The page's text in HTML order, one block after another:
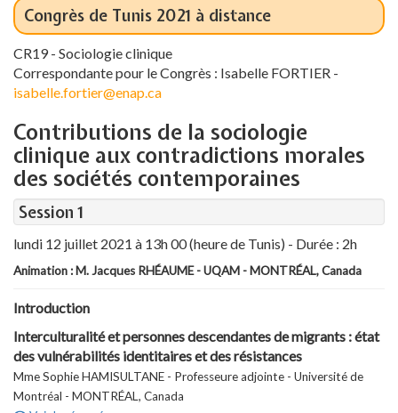
Congrès de Tunis 2021 à distance
CR19 - Sociologie clinique
Correspondante pour le Congrès : Isabelle FORTIER -
isabelle.fortier@enap.ca
Contributions de la sociologie
clinique aux contradictions morales
des sociétés contemporaines
Session 1
lundi 12 juillet 2021 à 13h 00 (heure de Tunis) - Durée : 2h
Animation : M. Jacques RHÉAUME - UQAM - MONTRÉAL, Canada
Introduction
Interculturalité et personnes descendantes de migrants : état
des vulnérabilités identitaires et des résistances
Mme Sophie HAMISULTANE - Professeure adjointe - Université de
Montréal - MONTRÉAL, Canada